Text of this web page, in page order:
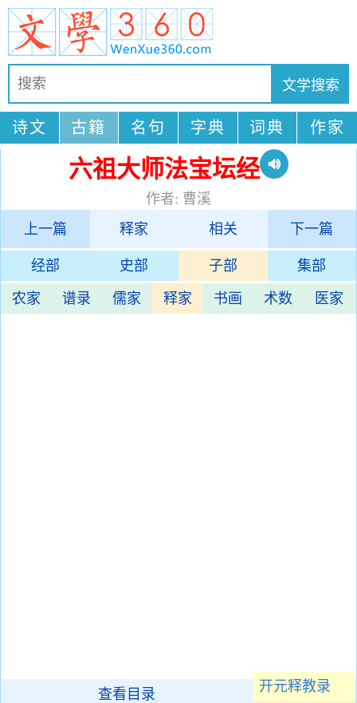
诗文 古籍 名句 字典 词典 作家
六祖大师法宝坛经
作者: 曹溪
上一篇
释家 相关 下一篇
经部 史部 子部 集部
农家 谱录 儒家 释家 书画 术数 医家
开元释教录
查看目录